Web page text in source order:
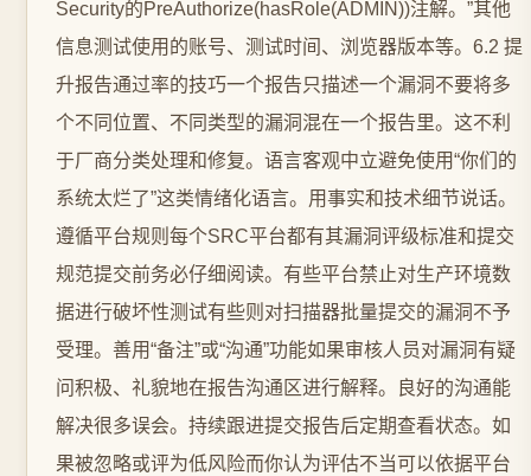
Security的PreAuthorize(hasRole(ADMIN))注解。”其他
信息测试使用的账号、测试时间、浏览器版本等。6.2 提
升报告通过率的技巧一个报告只描述一个漏洞不要将多
个不同位置、不同类型的漏洞混在一个报告里。这不利
于厂商分类处理和修复。语言客观中立避免使用“你们的
系统太烂了”这类情绪化语言。用事实和技术细节说话。
遵循平台规则每个SRC平台都有其漏洞评级标准和提交
规范提交前务必仔细阅读。有些平台禁止对生产环境数
据进行破坏性测试有些则对扫描器批量提交的漏洞不予
受理。善用“备注”或“沟通”功能如果审核人员对漏洞有疑
问积极、礼貌地在报告沟通区进行解释。良好的沟通能
解决很多误会。持续跟进提交报告后定期查看状态。如
果被忽略或评为低风险而你认为评估不当可以依据平台